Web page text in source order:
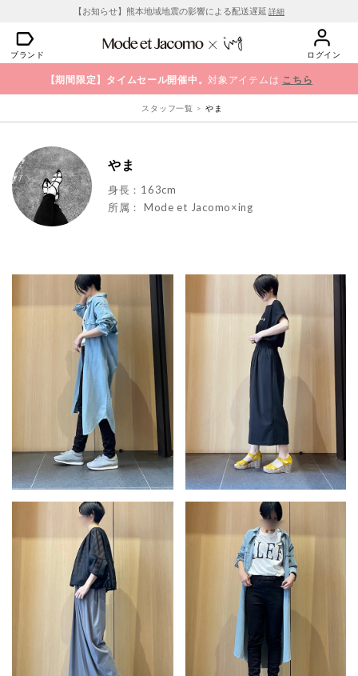
【お知らせ】熊本地域地震の影響による配送遅延 詳細
ブランド ログイン
【期間限定】タイムセール開催中。対象アイテムは こちら
スタッフ一覧 やま
やま
身長：163cm
所属： Mode et Jacomo×ing